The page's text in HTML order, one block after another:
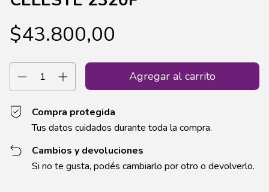
$43.800,00
Compra protegida
Tus datos cuidados durante toda la compra.
Cambios y devoluciones
Si no te gusta, podés cambiarlo por otro o devolverlo.